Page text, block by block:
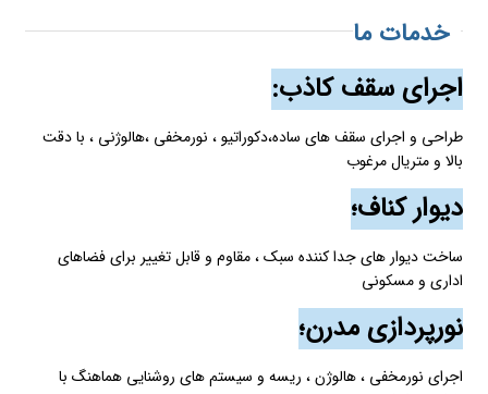
خدمات ما
اجرای سقف کاذب:
طراحی و اجرای سقف های ساده،دکوراتیو ، نورمخفی ،هالوژنی ، با دقت
بالا و متریال مرغوب
دیوار کناف؛
ساخت دیوار های جدا کننده سبک ، مقاوم و قابل تغییر برای فضاهای
اداری و مسکونی
نورپردازی مدرن؛
اجرای نورمخفی ، هالوژن ، ریسه و سیستم های روشنایی هماهنگ با